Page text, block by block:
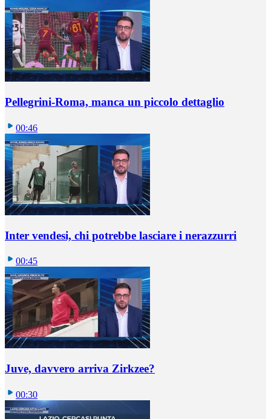
Pellegrini-Roma, manca un piccolo dettaglio
00:46
Inter vendesi, chi potrebbe lasciare i nerazzurri
00:45
Juve, davvero arriva Zirkzee?
00:30